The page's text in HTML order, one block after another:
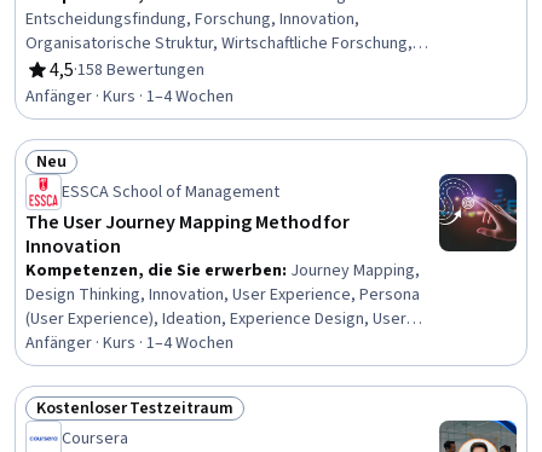
Entscheidungsfindung, Forschung, Innovation,
Organisatorische Struktur, Wirtschaftliche Forschung,
Analyse, Analyse der Wettbewerber, Organisatorische
Strategie, Strategisches Denken,
Unternehmensstrategie, Organisatorische Entwicklung
4,5
Bewertung, 4,5 von 5 Sternen
·158 Bewertungen
Anfänger · Kurs · 1–4 Wochen
Status: Neu
Neu
ESSCA School of Management
The User Journey Mapping Method for
Innovation
Kompetenzen, die Sie erwerben: Journey Mapping,
Design Thinking, Innovation, User Experience, Persona
(User Experience), Ideation, Experience Design, User
Research, User Centered Design, Customer experience
improvement, UI/UX Strategy, Customer Insights,
Customer Analysis, Needs Assessment, Generative AI
Anfänger · Kurs · 1–4 Wochen
Status: Kostenloser Testzeitraum
Kostenloser Testzeitraum
Coursera